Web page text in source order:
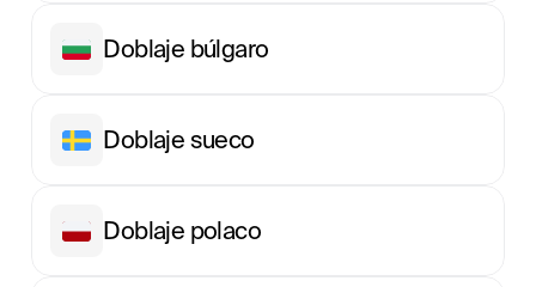
Doblaje búlgaro
Doblaje sueco
Doblaje polaco